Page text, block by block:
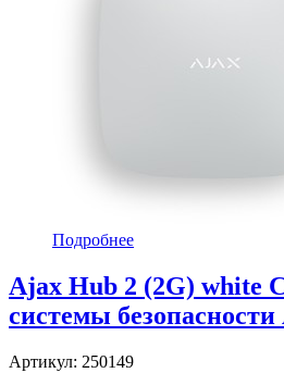
Подробнее
Ajax Hub 2 (2G) white
системы
Артикул: 250149